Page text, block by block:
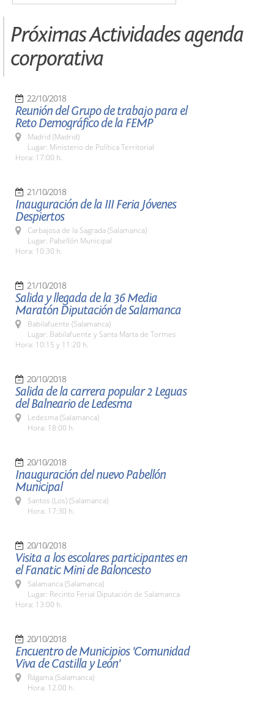
Próximas Actividades agenda
corporativa
22/10/2018
Reunión del Grupo de trabajo para el
Reto Demográfico de la FEMP
Madrid (Madrid)
Lugar: Ministerio de Política Territorial
Hora: 17:00 h.
21/10/2018
Inauguración de la III Feria Jóvenes
Despiertos
Carbajosa de la Sagrada (Salamanca)
Lugar: Pabellón Municipal
Hora: 10:30 h.
21/10/2018
Salida y llegada de la 36 Media
Maratón Diputación de Salamanca
Babilafuente (Salamanca)
Lugar: Babilafuente y Santa Marta de Tormes
Hora: 10:15 y 11:20 h.
20/10/2018
Salida de la carrera popular 2 Leguas
del Balneario de Ledesma
Ledesma (Salamanca)
Hora: 18:00 h.
20/10/2018
Inauguración del nuevo Pabellón
Municipal
Santos (Los) (Salamanca)
Hora: 17:30 h.
20/10/2018
Visita a los escolares participantes en
el Fanatic Mini de Baloncesto
Salamanca (Salamanca)
Lugar: Recinto Ferial Diputación de Salamanca
Hora: 13:00 h.
20/10/2018
Encuentro de Municipios 'Comunidad
Viva de Castilla y León'
Rágama (Salamanca)
Hora: 12.00 h.